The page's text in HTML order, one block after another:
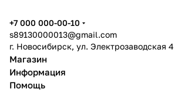
+7 000 000-00-10
s89130000013@gmail.com
г. Новосибирск, ул. Электрозаводская 4
Магазин
Информация
Помощь